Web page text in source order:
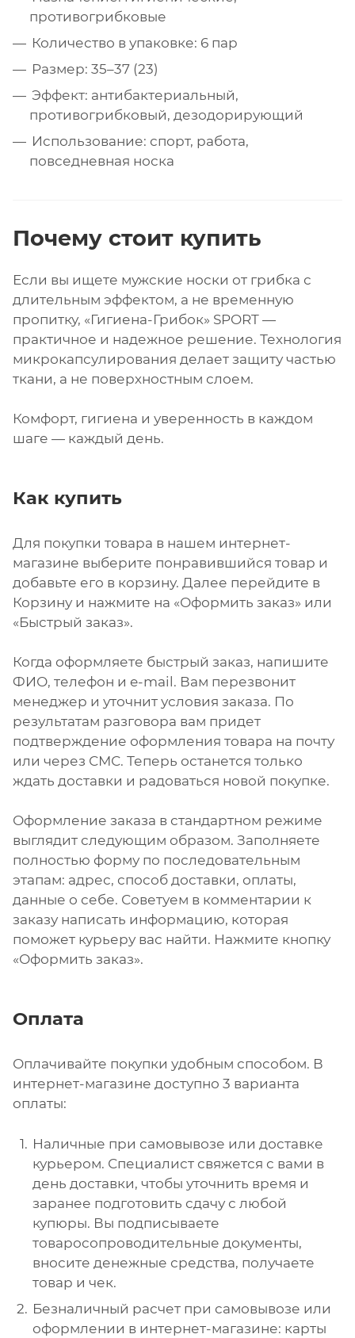
противогрибковые
Количество в упаковке: 6 пар
Размер: 35–37 (23)
Эффект: антибактериальный,
противогрибковый, дезодорирующий
Использование: спорт, работа,
повседневная носка
Почему стоит купить
Если вы ищете мужские носки от грибка с
длительным эффектом, а не временную
пропитку, «Гигиена-Грибок» SPORT —
практичное и надежное решение. Технология
микрокапсулирования делает защиту частью
ткани, а не поверхностным слоем.
Комфорт, гигиена и уверенность в каждом
шаге — каждый день.
Как купить
Для покупки товара в нашем интернет-
магазине выберите понравившийся товар и
добавьте его в корзину. Далее перейдите в
Корзину и нажмите на «Оформить заказ» или
«Быстрый заказ».
Когда оформляете быстрый заказ, напишите
ФИО, телефон и e-mail. Вам перезвонит
менеджер и уточнит условия заказа. По
результатам разговора вам придет
подтверждение оформления товара на почту
или через СМС. Теперь останется только
ждать доставки и радоваться новой покупке.
Оформление заказа в стандартном режиме
выглядит следующим образом. Заполняете
полностью форму по последовательным
этапам: адрес, способ доставки, оплаты,
данные о себе. Советуем в комментарии к
заказу написать информацию, которая
поможет курьеру вас найти. Нажмите кнопку
«Оформить заказ».
Оплата
Оплачивайте покупки удобным способом. В
интернет-магазине доступно 3 варианта
оплаты:
Наличные при самовывозе или доставке
курьером. Специалист свяжется с вами в
день доставки, чтобы уточнить время и
заранее подготовить сдачу с любой
купюры. Вы подписываете
товаросопроводительные документы,
вносите денежные средства, получаете
товар и чек.
Безналичный расчет при самовывозе или
оформлении в интернет-магазине: карты